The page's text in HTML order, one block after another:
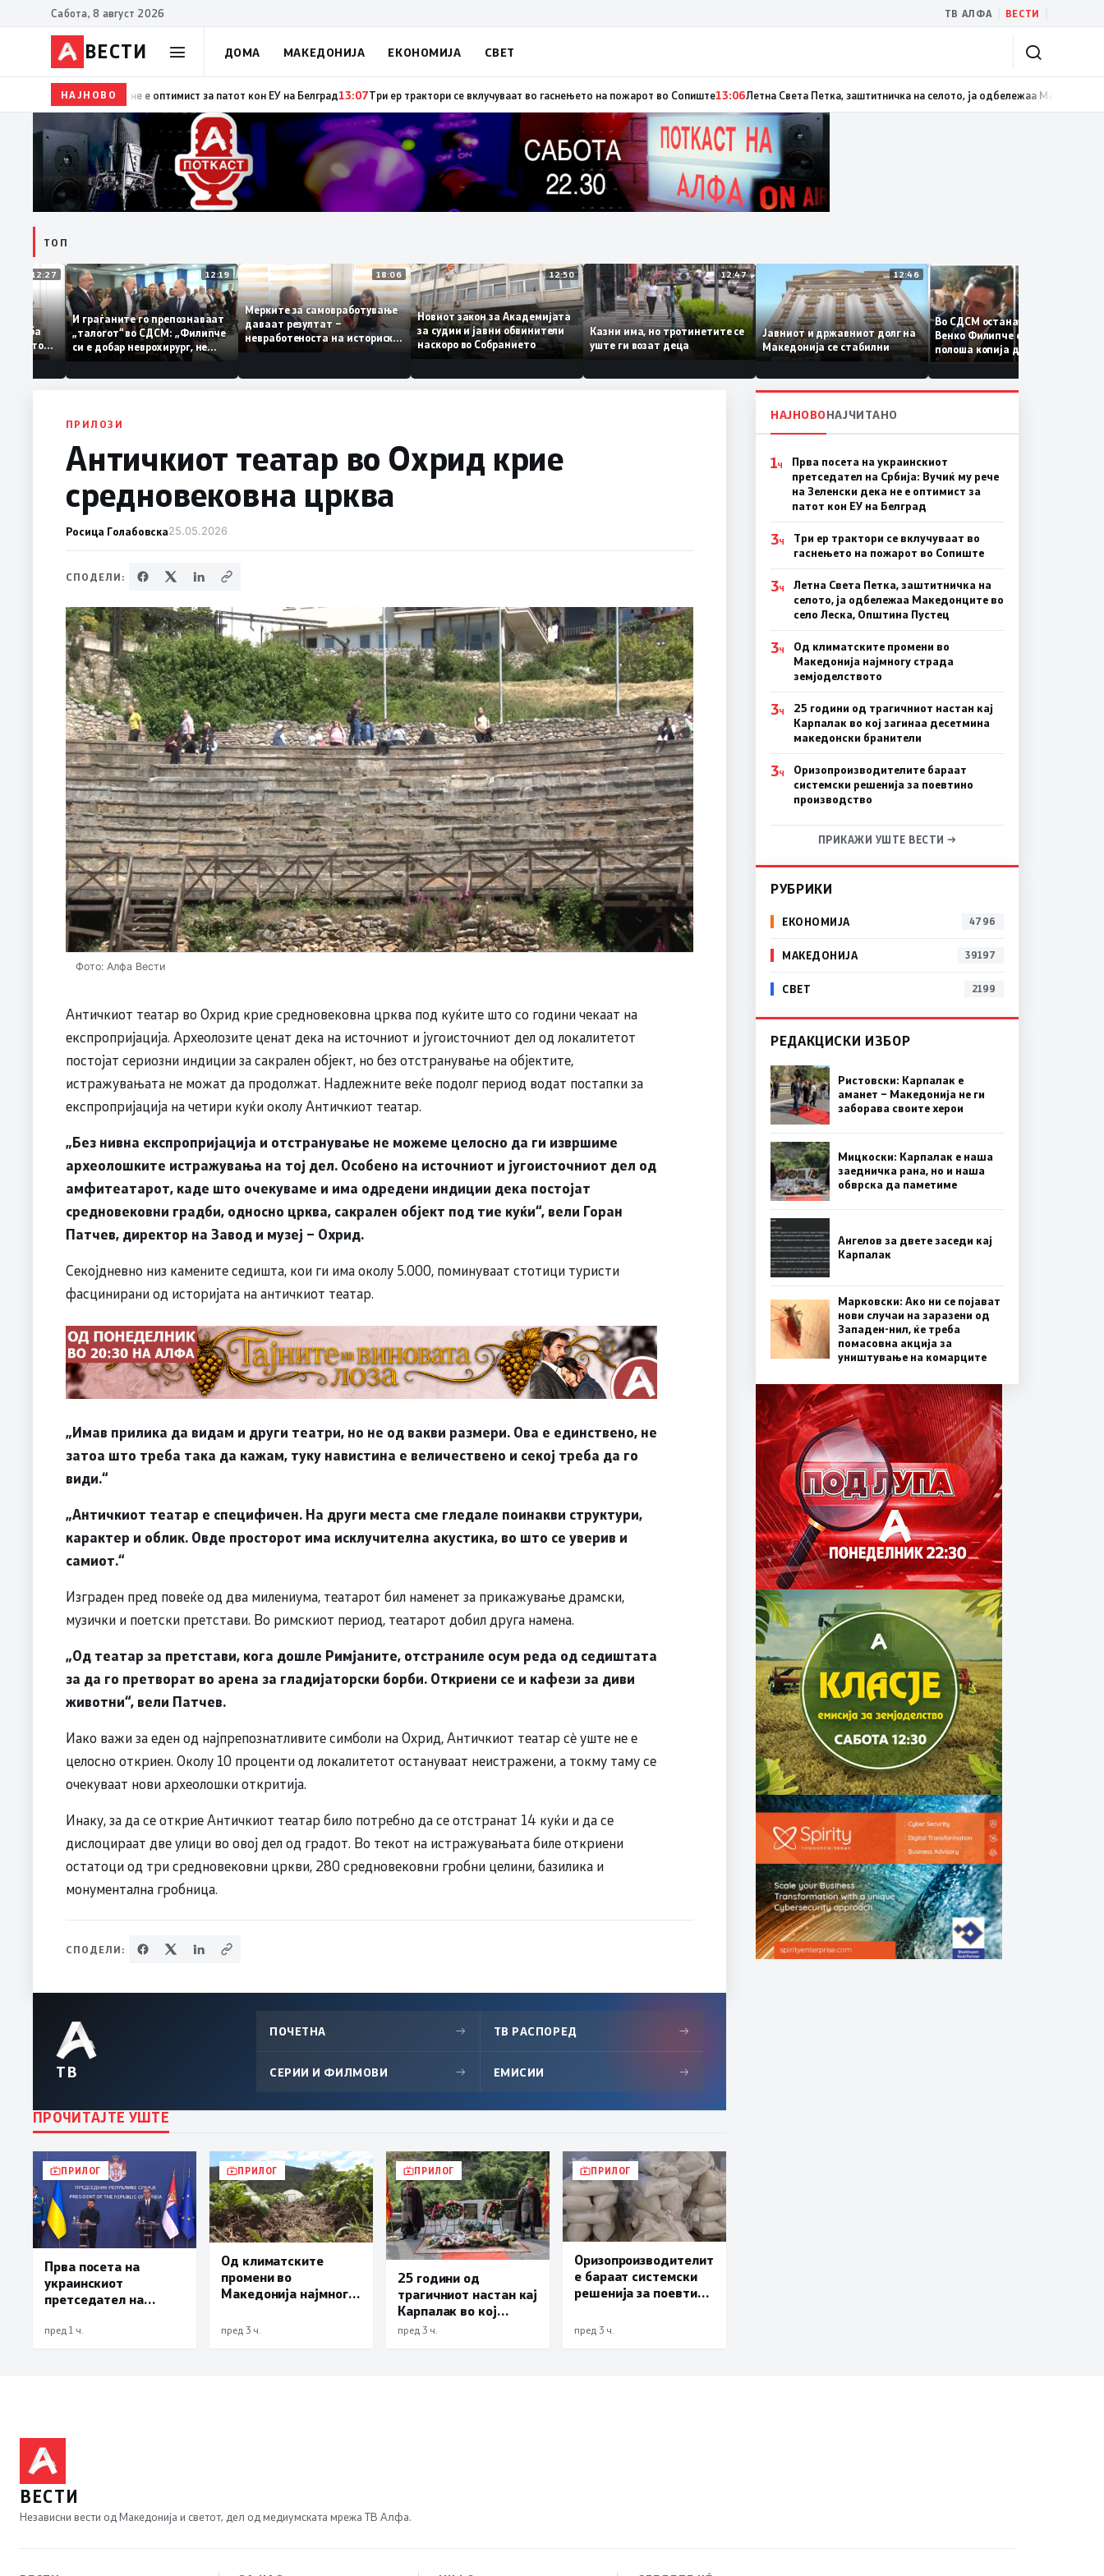
Сабота, 8 август 2026 ТВ АЛФА ВЕСТИ
ВЕСТИ ДОМА МАКЕДОНИЈА ЕКОНОМИЈА СВЕТ
НАЈНОВО15:29Прва посета на украинскиот претседател на Србија: Вучиќ му рече на Зеленски дека не е оптимист за патот кон ЕУ на Белград13:07Три ер трактори се вклучуваат во гаснењето на пожарот во
ТОП
12:27
За
треба
12:19
И граѓаните го препознаваат
„талогот“ во СДСМ: „Филипче
си е добар неврохирург, не
треба се занимава со
18:06
Мерките за самовработување
даваат резултат –
невработеноста на историски
најниско ниво од 11,3%
12:50
Новиот закон за Академијата
за судии и јавни обвинители
наскоро во Собранието
12:47
Казни има, но тротинетите се
уште ги возат деца
12:46
Јавниот и државниот долг на
Македонија се стабилни
Во СДСМ остана само
Венко Филипче е само бледа
полоша копија дури и од
Заев
ПРИЛОЗИ
Античкиот театар во Охрид крие
средновековна црква
Росица Голабовска25.05.2026
СПОДЕЛИ:
Фото: Алфа Вести
Античкиот театар во Охрид крие средновековна црква под куќите што со години чекаат на
експропријација. Археолозите ценат дека на источниот и југоисточниот дел од локалитетот
постојат сериозни индиции за сакрален објект, но без отстранување на објектите,
истражувањата не можат да продолжат. Надлежните веќе подолг период водат постапки за
експропријација на четири куќи околу Античкиот театар.
„Без нивна експропријација и отстранување не можеме целосно да ги извршиме
археолошките истражувања на тој дел. Особено на источниот и југоисточниот дел од
амфитеатарот, каде што очекуваме и има одредени индиции дека постојат
средновековни градби, односно црква, сакрален објект под тие куќи“, вели Горан
Патчев, директор на Завод и музеј – Охрид.
Секојдневно низ камените седишта, кои ги има околу 5.000, поминуваат стотици туристи
фасцинирани од историјата на античкиот театар.
„Имав прилика да видам и други театри, но не од вакви размери. Ова е единствено, не
затоа што треба така да кажам, туку навистина е величествено и секој треба да го
види.“
„Античкиот театар е специфичен. На други места сме гледале поинакви структури,
карактер и облик. Овде просторот има исклучителна акустика, во што се уверив и
самиот.“
Изграден пред повеќе од два милениума, театарот бил наменет за прикажување драмски,
музички и поетски претстави. Во римскиот период, театарот добил друга намена.
„Од театар за претстави, кога дошле Римјаните, отстраниле осум реда од седиштата
за да го претворат во арена за гладијаторски борби. Откриени се и кафези за диви
животни“, вели Патчев.
Иако важи за еден од најпрепознатливите симболи на Охрид, Античкиот театар сѐ уште не е
целосно откриен. Околу 10 проценти од локалитетот остануваат неистражени, а токму таму се
очекуваат нови археолошки откритија.
Инаку, за да се открие Античкиот театар било потребно да се отстранат 14 куќи и да се
дислоцираат две улици во овој дел од градот. Во текот на истражувањата биле откриени
остатоци од три средновековни цркви, 280 средновековни гробни целини, базилика и
монументална гробница.
СПОДЕЛИ:
ТВ
ПОЧЕТНА → ТВ РАСПОРЕД →
СЕРИИ И ФИЛМОВИ → ЕМИСИИ →
ПРОЧИТАЈТЕ УШТЕ
ПРИЛОГ
Прва посета на
украинскиот
претседател на
на Зеленски дека не е
пред 1 ч.
ПРИЛОГ
Од климатските
промени во
Македонија најмногу
земјоделството
пред 3 ч.
ПРИЛОГ
25 години од
трагичниот настан кај
Карпалак во кој
загинаа десетмина
пред 3 ч.
ПРИЛОГ
Оризопроизводителит
е бараат системски
решенија за поевтино
пред 3 ч.
НАЈНОВОНАЈЧИТАНО
1Ч
Прва посета на украинскиот
претседател на Србија: Вучиќ му рече
на Зеленски дека не е оптимист за
патот кон ЕУ на Белград
3Ч
Три ер трактори се вклучуваат во
гаснењето на пожарот во Сопиште
3Ч
Летна Света Петка, заштитничка на
селото, ја одбележаа Македонците во
село Леска, Општина Пустец
3Ч
Од климатските промени во
Македонија најмногу страда
земјоделството
3Ч
25 години од трагичниот настан кај
Карпалак во кој загинаа десетмина
македонски бранители
3Ч
Оризопроизводителите бараат
системски решенија за поевтино
производство
ПРИКАЖИ УШТЕ ВЕСТИ →
РУБРИКИ
ЕКОНОМИЈА 4796
МАКЕДОНИЈА 39197
СВЕТ 2199
РЕДАКЦИСКИ ИЗБОР
Ристовски: Карпалак е
аманет – Македонија не ги
заборава своите херои
Мицкоски: Карпалак е наша
заедничка рана, но и наша
обврска да паметиме
Ангелов за двете заседи кај
Карпалак
Марковски: Ако ни се појават
нови случаи на заразени од
Западен-нил, ќе треба
помасовна акција за
уништување на комарците
ВЕСТИ
Независни вести од Македонија и светот, дел од медиумската мрежа ТВ Алфа.